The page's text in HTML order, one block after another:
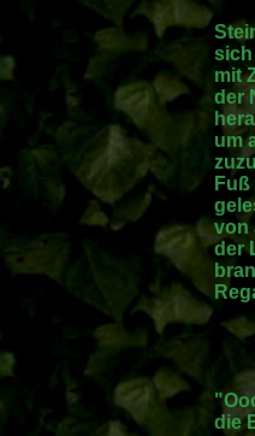
sich
mit
der
um
von
der
die